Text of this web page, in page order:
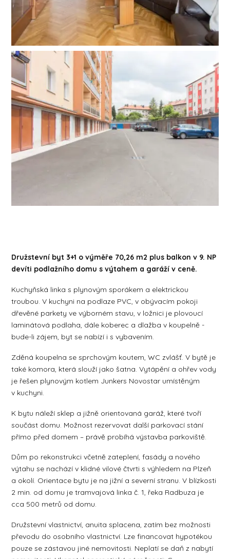
Družstevní byt 3+1 o výměře 70,26 m2 plus balkon v 9. NP
devíti podlažního domu s výtahem a garáží v ceně.
Kuchyňská linka s plynovým sporákem a elektrickou
troubou. V kuchyni na podlaze PVC, v obývacím pokoji
dřevěné parkety ve výborném stavu, v ložnici je plovoucí
laminátová podlaha, dále koberec a dlažba v koupelně -
bude-li zájem, byt se nabízí i s vybavením.
Zděná koupelna se sprchovým koutem, WC zvlášť. V bytě je
také komora, která slouží jako šatna. Vytápění a ohřev vody
je řešen plynovým kotlem Junkers Novostar umístěným
v kuchyni.
K bytu náleží sklep a jižně orientovaná garáž, které tvoří
součást domu. Možnost rezervovat další parkovací stání
přímo před domem – právě probíhá výstavba parkoviště.
Dům po rekonstrukci včetně zateplení, fasády a nového
výtahu se nachází v klidné vilové čtvrti s výhledem na Plzeň
a okolí. Orientace bytu je na jižní a severní stranu. V blízkosti
2 min. od domu je tramvajová linka č. 1, řeka Radbuza je
cca 500 metrů od domu.
Družstevní vlastnictví, anuita splacena, zatím bez možnosti
převodu do osobního vlastnictví. Lze financovat hypotékou
pouze se zástavou jiné nemovitosti. Neplatí se daň z nabytí